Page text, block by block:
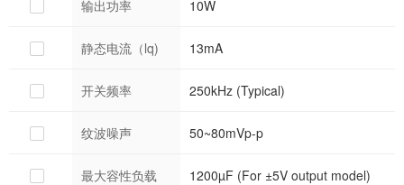
输出功率 10W
静态电流（lq) 13mA
开关频率 250kHz (Typical)
纹波噪声 50~80mVp-p
最大容性负载 1200µF (For ±5V output model)